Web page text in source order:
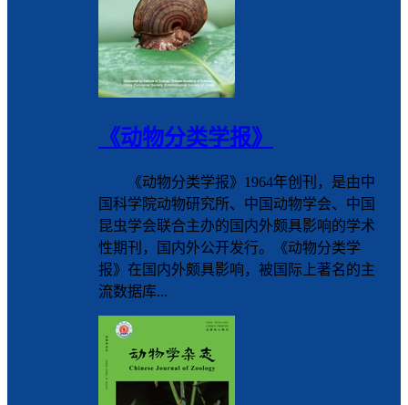
《动物分类学报》
《动物分类学报》1964年创刊，是由中
国科学院动物研究所、中国动物学会、中国
昆虫学会联合主办的国内外颇具影响的学术
性期刊，国内外公开发行。《动物分类学
报》在国内外颇具影响，被国际上著名的主
流数据库...